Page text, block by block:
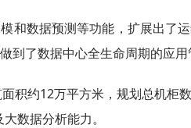
数据预测等功能，扩展出了
了数据中心全生命周期的应用
积约12万平方米，规划总机柜
数据分析能力。